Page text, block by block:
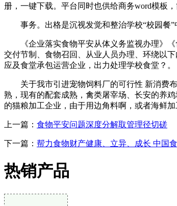
册，一键下载。平台同时也供给商务word模板
事务。出格是沉视发觉和整治学校“校园餐”
《企业落实食物平安从体义务监视办理》《
交付节制、食物召回、从业人员办理、环绕以
应及食堂承包运营企业，出力处理学校食堂？。
关于我市引进宠物饲料厂的可行性 新消费布
熟，现有的配套成熟，禽类屠宰场、长安的养
的猫粮加工企业，由于用边角料啊，或者海鲜
上一篇： 食物平安问题深度分解取管理径切磋
下一篇： 帮力食物财产健康、立异、成长 中国
热销产品